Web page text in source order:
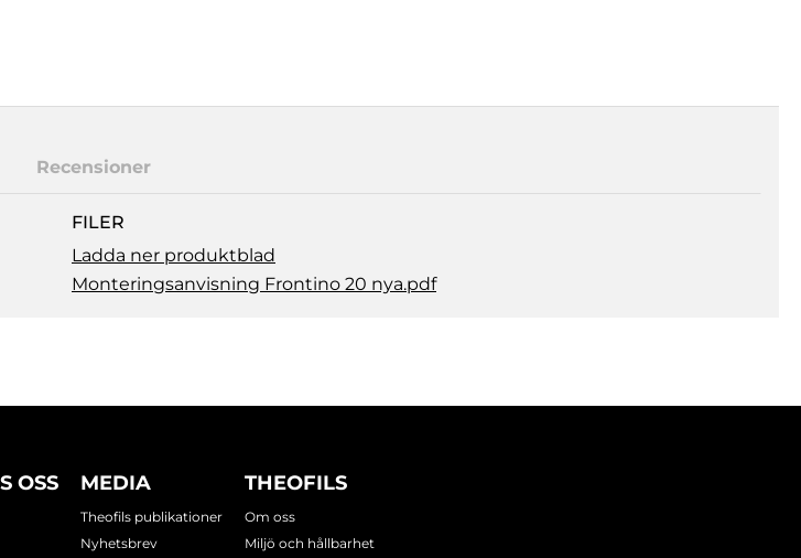
Recensioner
FILER
Ladda ner produktblad
Monteringsanvisning Frontino 20 nya.pdf
OSS MEDIA
Theofils publikationer
Nyhetsbrev
THEOFILS
Om oss
Miljö och hållbarhet